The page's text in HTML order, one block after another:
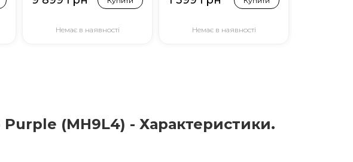
Немає в наявності Немає в наявності
(MH9L4) - Характеристики.